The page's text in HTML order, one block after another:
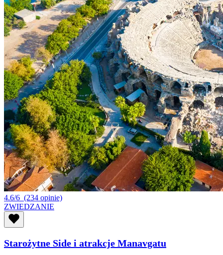
4.6/6 (234 opinie)
ZWIEDZANIE
Starożytne Side i atrakcje Manavgatu